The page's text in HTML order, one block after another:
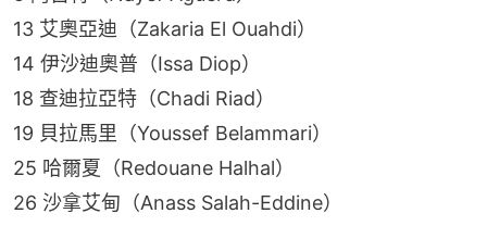
13 艾奧亞迪（Zakaria El Ouahdi）
14 伊沙迪奧普（Issa Diop）
18 查迪拉亞特（Chadi Riad）
19 貝拉馬里（Youssef Belammari）
25 哈爾夏（Redouane Halhal）
26 沙拿艾甸（Anass Salah-Eddine）